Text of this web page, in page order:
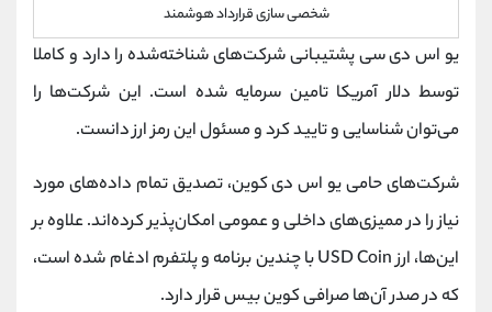
شخصی سازی قرارداد هوشمند
یو اس دی سی پشتیبانی شرکت‌های شناخته‌شده را دارد و کاملا
توسط دلار آمریکا تامین سرمایه شده است. این شرکت‌ها را
می‌توان شناسایی و تایید کرد و مسئول این رمز ارز دانست.
شرکت‌های حامی یو اس دی کوین، تصدیق تمام داده‌های مورد
نیاز را در ممیزی‌های داخلی و عمومی امکان‌پذیر کرده‌اند. علاوه بر
این‌ها، ارز USD Coin با چندین برنامه و پلتفرم ادغام شده است،
که در صدر آن‌ها صرافی کوین بیس قرار دارد.